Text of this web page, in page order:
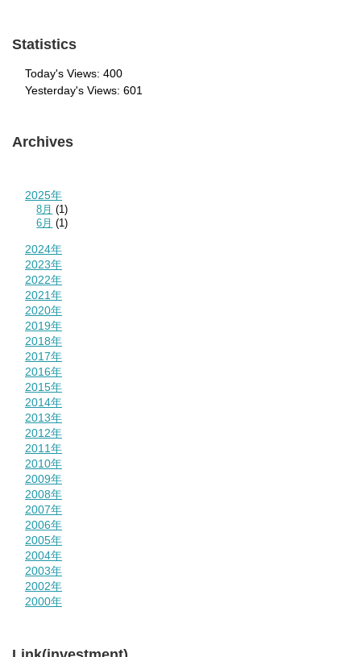
Statistics
Today's Views: 400
Yesterday's Views: 601
Archives
2025年
8月 (1)
6月 (1)
2024年
2023年
2022年
2021年
2020年
2019年
2018年
2017年
2016年
2015年
2014年
2013年
2012年
2011年
2010年
2009年
2008年
2007年
2006年
2005年
2004年
2003年
2002年
2000年